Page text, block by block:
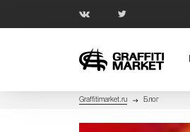
Graffitimarket.ru Блог